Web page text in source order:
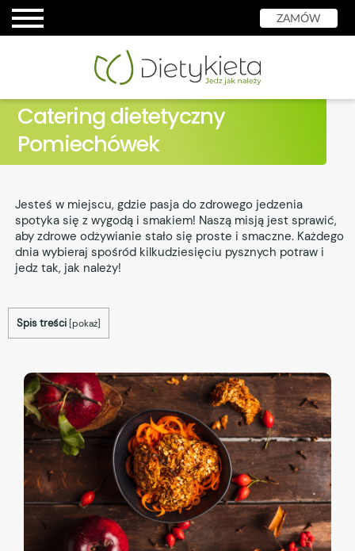
ZAMÓW
Catering dietetyczny
Pomiechówek
Jesteś w miejscu, gdzie pasja do zdrowego jedzenia
spotyka się z wygodą i smakiem! Naszą misją jest sprawić,
aby zdrowe odżywianie stało się proste i smaczne. Każdego
dnia wybieraj spośród kilkudziesięciu pysznych potraw i
jedz tak, jak należy!
Spis treści [pokaż]